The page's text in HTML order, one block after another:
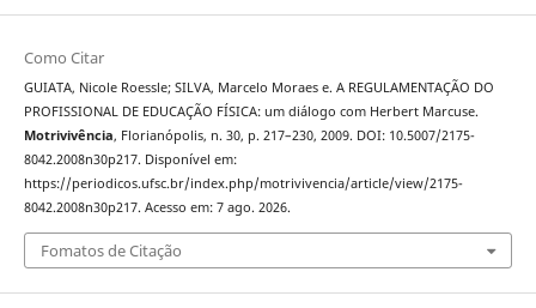
Como Citar
GUIATA, Nicole Roessle; SILVA, Marcelo Moraes e. A REGULAMENTAÇÃO DO
PROFISSIONAL DE EDUCAÇÃO FÍSICA: um diálogo com Herbert Marcuse.
Motrivivência, Florianópolis, n. 30, p. 217–230, 2009. DOI: 10.5007/2175-
8042.2008n30p217. Disponível em:
https://periodicos.ufsc.br/index.php/motrivivencia/article/view/2175-
8042.2008n30p217. Acesso em: 7 ago. 2026.
Fomatos de Citação